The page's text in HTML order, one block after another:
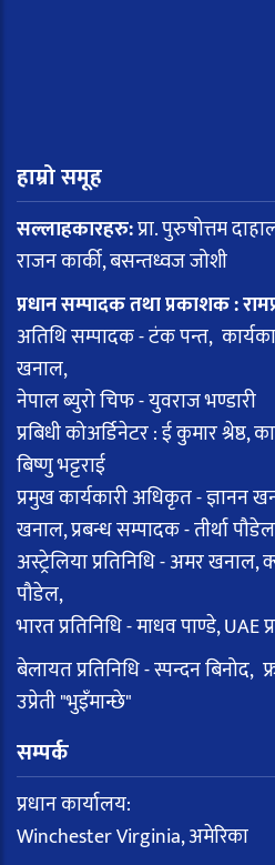
हाम्रो समूह
सल्लाहकारहरु:प्रा. पुरुषोत्तम
राजन कार्की, बसन्तध्वज जोशी
प्रधान सम्पादक तथा प्रकाशक :
अतिथि सम्पादक - टंक पन्त,
खनाल,
नेपाल ब्युरो चिफ - युवराज भण्डारी
प्रबिधी कोअर्डिनेटर : ई कुमार
बिष्णु भट्टराई
प्रमुख कार्यकारी अधिकृत - ज्ञानन
खनाल, प्रबन्ध सम्पादक - तीर्था पौडेल
अस्ट्रेलिया प्रतिनिधि - अमर खनाल,
पौडेल,
भारत प्रतिनिधि - माधव पाण्डे, UAE
बेलायत प्रतिनिधि - स्पन्दन बिनोद,
उप्रेती "भुइँमान्छे"
सम्पर्क
प्रधान कार्यालय:
Winchester Virginia, अमेरिका